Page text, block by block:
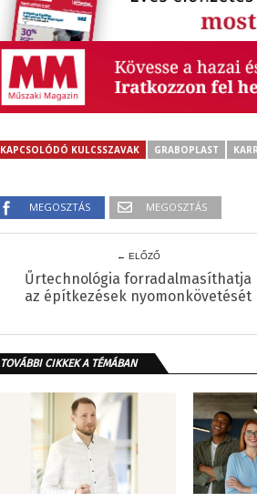
KAPCSOLÓDÓ KULCSSZAVAK GRABOPLAST
MEGOSZTÁS MEGOSZTÁS
← ELŐZŐ
Űrtechnológia forradalmasíthatja
az építkezések nyomonkövetését
TOVÁBBI CIKKEK A TÉMÁBAN